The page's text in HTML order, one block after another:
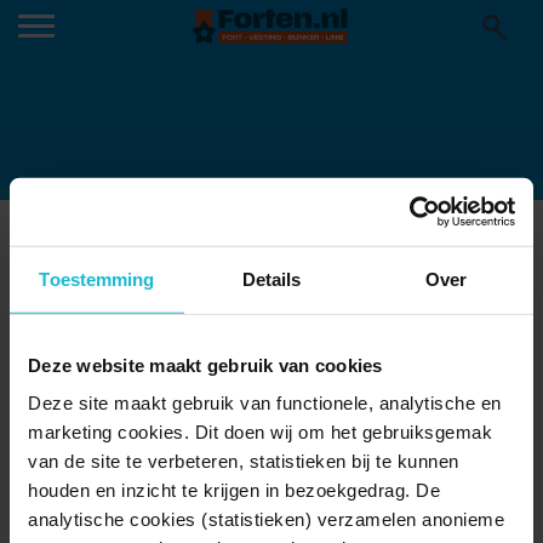
Toestemming Details Over
Deze website maakt gebruik van cookies
Deze site maakt gebruik van functionele, analytische en
marketing cookies. Dit doen wij om het gebruiksgemak
van de site te verbeteren, statistieken bij te kunnen
houden en inzicht te krijgen in bezoekgedrag. De
analytische cookies (statistieken) verzamelen anonieme